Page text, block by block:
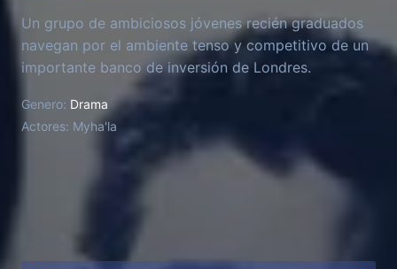
Un grupo de ambiciosos jóvenes recién graduados
navegan por el ambiente tenso y competitivo de un
importante banco de inversión de Londres.
Genero: Drama
Actores: Myha'la